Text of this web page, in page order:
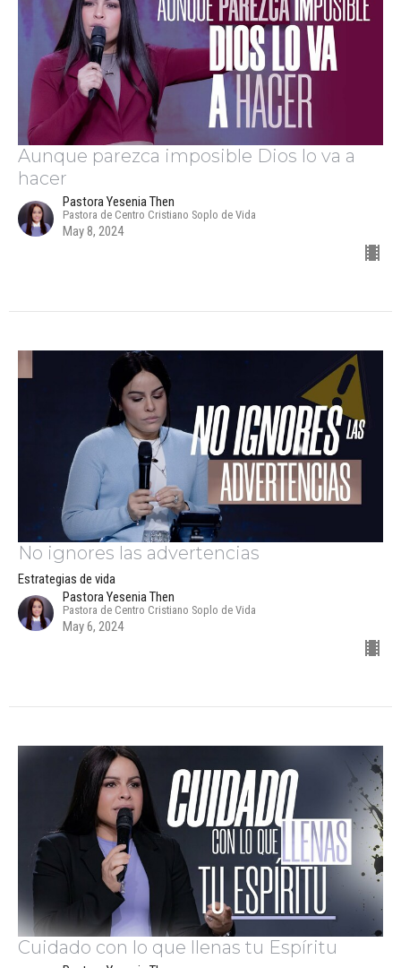
Aunque parezca imposible Dios lo va a
hacer
Pastora Yesenia Then
Pastora de Centro Cristiano Soplo de Vida
May 8, 2024
No ignores las advertencias
Estrategias de vida
Pastora Yesenia Then
Pastora de Centro Cristiano Soplo de Vida
May 6, 2024
Cuidado con lo que llenas tu Espíritu